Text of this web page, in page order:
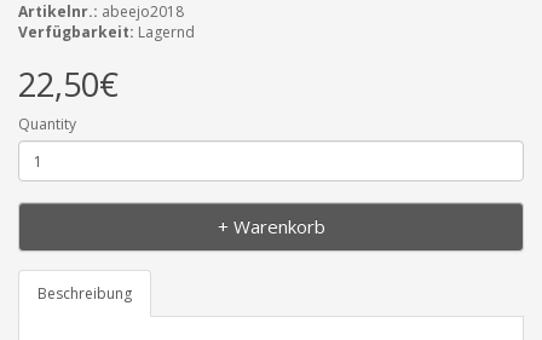
Artikelnr.: abeejo2018
Verfügbarkeit: Lagernd
22,50€
Quantity
+ Warenkorb
Beschreibung